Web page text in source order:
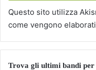
Questo sito utilizza
come vengono
Trova gli ultimi bandi